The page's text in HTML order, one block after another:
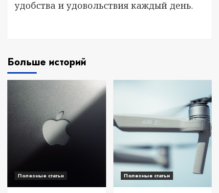
удобства и удовольствия каждый день.
Больше историй
Полезные статьи Полезные статьи